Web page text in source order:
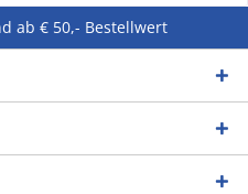
ab € 50,- Bestellwert